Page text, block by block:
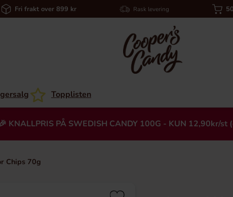
Fri frakt over 899 kr Rask levering
Topplisten
🎉 KNALLPRIS PÅ SWEDISH CANDY 100G - KUN 12,90kr/st
Chips 70g